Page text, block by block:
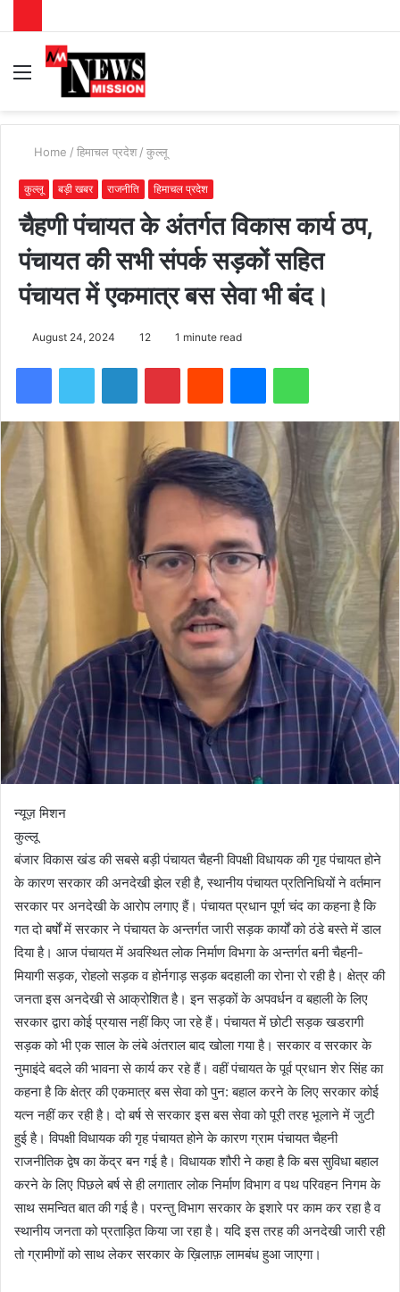
Menu
Home / हिमाचल प्रदेश / कुल्लू
कुल्लू बड़ी खबर राजनीति हिमाचल प्रदेश
चैहणी पंचायत के अंतर्गत विकास कार्य ठप,
पंचायत की सभी संपर्क सड़कों सहित
पंचायत में एकमात्र बस सेवा भी बंद।
August 24, 2024 12 1 minute read
न्यूज़ मिशन
कुल्लू
बंजार विकास खंड की सबसे बड़ी पंचायत चैहनी विपक्षी विधायक की गृह पंचायत होने
के कारण सरकार की अनदेखी झेल रही है, स्थानीय पंचायत प्रतिनिधियों ने वर्तमान
सरकार पर अनदेखी के आरोप लगाए हैं। पंचायत प्रधान पूर्ण चंद का कहना है कि
गत दो बर्षों में सरकार ने पंचायत के अन्तर्गत जारी सड़क कार्यों को ठंडे बस्ते में डाल
दिया है। आज पंचायत में अवस्थित लोक निर्माण विभगा के अन्तर्गत बनी चैहनी-
मियागी सड़क, रोहलो सड़क व होर्नगाड़ सड़क बदहाली का रोना रो रही है। क्षेत्र की
जनता इस अनदेखी से आक्रोशित है। इन सड़कों के अपवर्धन व बहाली के लिए
सरकार द्वारा कोई प्रयास नहीं किए जा रहे हैं। पंचायत में छोटी सड़क खडरागी
सड़क को भी एक साल के लंबे अंतराल बाद खोला गया है। सरकार व सरकार के
नुमाइंदे बदले की भावना से कार्य कर रहे हैं। वहीं पंचायत के पूर्व प्रधान शेर सिंह का
कहना है कि क्षेत्र की एकमात्र बस सेवा को पुन: बहाल करने के लिए सरकार कोई
यत्न नहीं कर रही है। दो बर्ष से सरकार इस बस सेवा को पूरी तरह भूलाने में जुटी
हुई है। विपक्षी विधायक की गृह पंचायत होने के कारण ग्राम पंचायत चैहनी
राजनीतिक द्वेष का केंद्र बन गई है। विधायक शौरी ने कहा है कि बस सुविधा बहाल
करने के लिए पिछले बर्ष से ही लगातार लोक निर्माण विभाग व पथ परिवहन निगम के
साथ समन्वित बात की गई है। परन्तु विभाग सरकार के इशारे पर काम कर रहा है व
स्थानीय जनता को प्रताड़ित किया जा रहा है। यदि इस तरह की अनदेखी जारी रही
तो ग्रामीणों को साथ लेकर सरकार के ख़िलाफ़ लामबंध हुआ जाएगा।